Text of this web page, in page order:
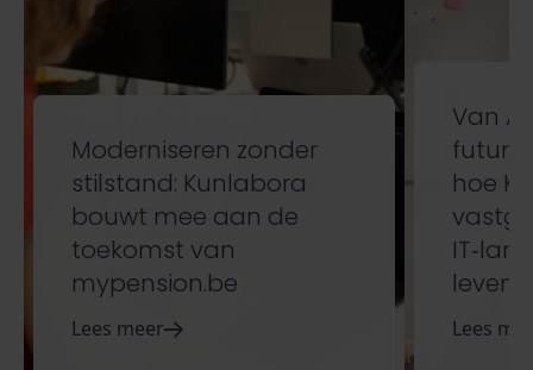
Moderniseren zonder
stilstand: Kunlabora
bouwt mee aan de
toekomst van
mypension.be
Lees meer
Van
hoe
leven
Lees